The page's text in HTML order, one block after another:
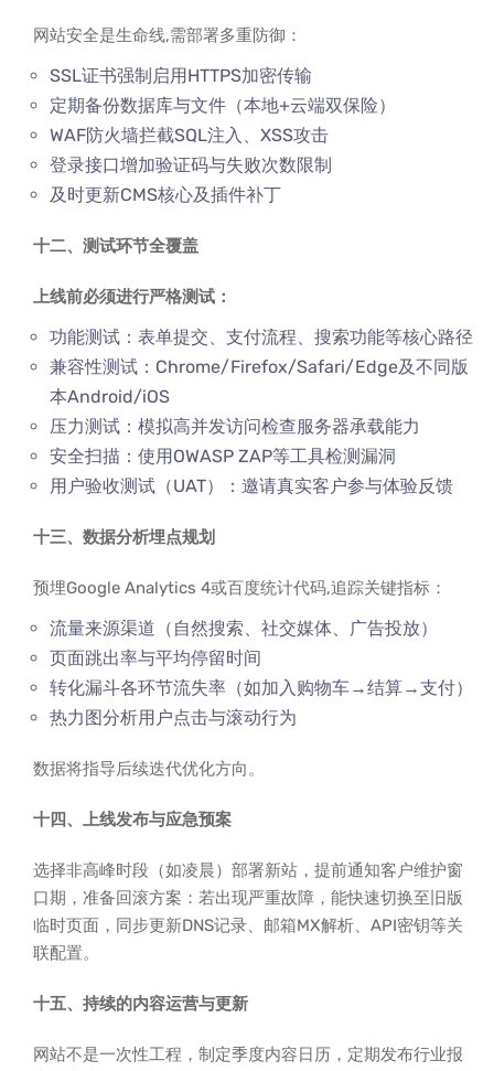
网站安全是生命线,需部署多重防御：
SSL证书强制启用HTTPS加密传输
定期备份数据库与文件（本地+云端双保险）
WAF防火墙拦截SQL注入、XSS攻击
登录接口增加验证码与失败次数限制
及时更新CMS核心及插件补丁
十二、测试环节全覆盖
上线前必须进行严格测试：
功能测试：表单提交、支付流程、搜索功能等核心路径
兼容性测试：Chrome/Firefox/Safari/Edge及不同版
本Android/iOS
压力测试：模拟高并发访问检查服务器承载能力
安全扫描：使用OWASP ZAP等工具检测漏洞
用户验收测试（UAT）：邀请真实客户参与体验反馈
十三、数据分析埋点规划
预埋Google Analytics 4或百度统计代码,追踪关键指标：
流量来源渠道（自然搜索、社交媒体、广告投放）
页面跳出率与平均停留时间
转化漏斗各环节流失率（如加入购物车→结算→支付）
热力图分析用户点击与滚动行为
数据将指导后续迭代优化方向。
十四、上线发布与应急预案
选择非高峰时段（如凌晨）部署新站，提前通知客户维护窗
口期，准备回滚方案：若出现严重故障，能快速切换至旧版
临时页面，同步更新DNS记录、邮箱MX解析、API密钥等关
联配置。
十五、持续的内容运营与更新
网站不是一次性工程，制定季度内容日历，定期发布行业报